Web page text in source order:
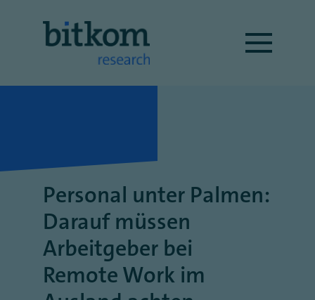
Personal unter Palmen:
Darauf müssen
Arbeitgeber bei
Remote Work im